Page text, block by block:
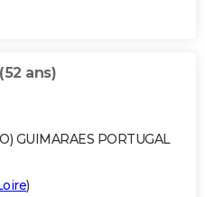
(52 ans)
GUIMARAES PORTUGAL
)